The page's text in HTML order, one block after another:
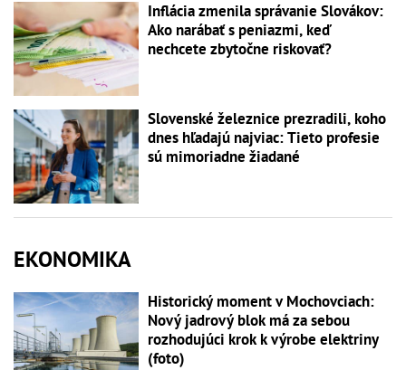
Inflácia zmenila správanie Slovákov:
Ako narábať s peniazmi, keď
nechcete zbytočne riskovať?
Slovenské železnice prezradili, koho
dnes hľadajú najviac: Tieto profesie
sú mimoriadne žiadané
EKONOMIKA
Historický moment v Mochovciach:
Nový jadrový blok má za sebou
rozhodujúci krok k výrobe elektriny
(foto)